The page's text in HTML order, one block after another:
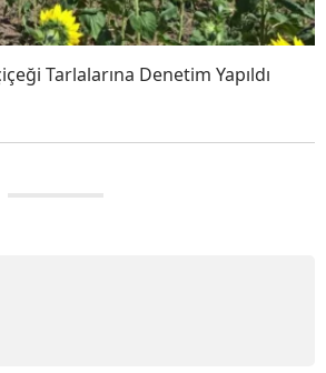
Tarlalarına Denetim Yapıldı